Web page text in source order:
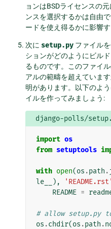
ョンはBSDライセンスの
ンスを選択するかは自由
ードを使え得るかに影響
次に setup.py ファイル
ションがどのようにビル
るものです。このファイ
アルの範疇を超えています
明があります。以下のよう
イルを作ってみましょう:
django-polls/
import os
from setuptools
with open(os .path .
le__
), 'README.rst'
README =
# allow setup.py
os .chdir(os .path .